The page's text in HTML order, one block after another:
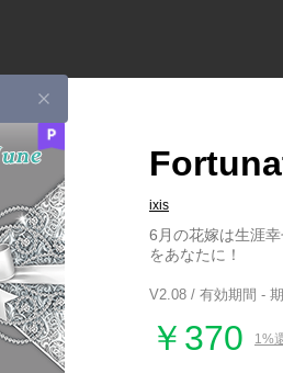
ixis
6月の花嫁は生涯
をあなたに！
V2.08 / 有効期間 -
￥370 1%